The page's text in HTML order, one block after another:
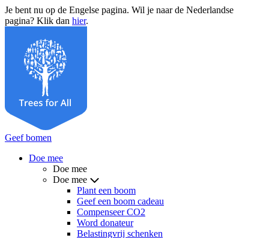
Je bent nu op de Engelse pagina. Wil je naar de Nederlandse
pagina? Klik dan hier.
Geef bomen
Doe mee
Doe mee
Doe mee
Plant een boom
Geef een boom cadeau
Compenseer CO2
Word donateur
Belastingvrij schenken